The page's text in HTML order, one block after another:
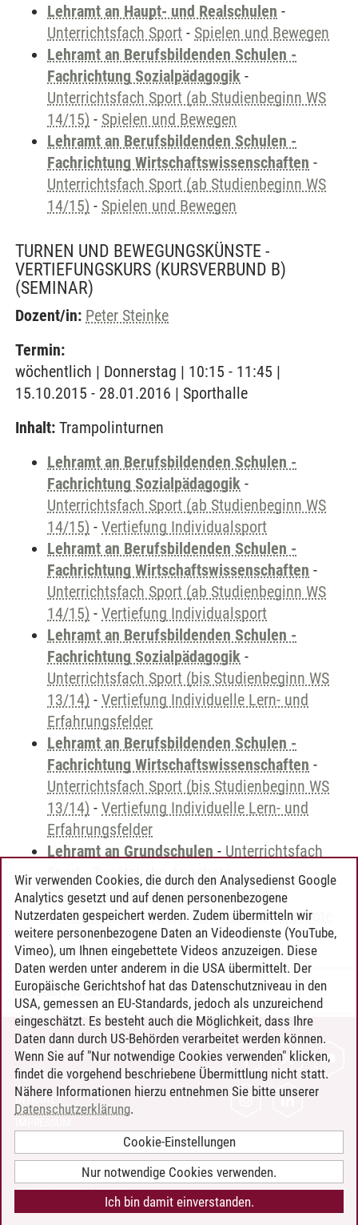
Lehramt an Haupt- und Realschulen -
Unterrichtsfach Sport - Spielen und Bewegen
Lehramt an Berufsbildenden Schulen -
Fachrichtung Sozialpädagogik -
Unterrichtsfach Sport (ab Studienbeginn WS
14/15) - Spielen und Bewegen
Lehramt an Berufsbildenden Schulen -
Fachrichtung Wirtschaftswissenschaften -
Unterrichtsfach Sport (ab Studienbeginn WS
14/15) - Spielen und Bewegen
TURNEN UND BEWEGUNGSKÜNSTE -
VERTIEFUNGSKURS (KURSVERBUND B)
(SEMINAR)
Dozent/in: Peter Steinke
Termin:
wöchentlich | Donnerstag | 10:15 - 11:45 |
15.10.2015 - 28.01.2016 | Sporthalle
Inhalt: Trampolinturnen
Lehramt an Berufsbildenden Schulen -
Fachrichtung Sozialpädagogik -
Unterrichtsfach Sport (ab Studienbeginn WS
14/15) - Vertiefung Individualsport
Lehramt an Berufsbildenden Schulen -
Fachrichtung Wirtschaftswissenschaften -
Unterrichtsfach Sport (ab Studienbeginn WS
14/15) - Vertiefung Individualsport
Lehramt an Berufsbildenden Schulen -
Fachrichtung Sozialpädagogik -
Unterrichtsfach Sport (bis Studienbeginn WS
13/14) - Vertiefung Individuelle Lern- und
Erfahrungsfelder
Lehramt an Berufsbildenden Schulen -
Fachrichtung Wirtschaftswissenschaften -
Unterrichtsfach Sport (bis Studienbeginn WS
13/14) - Vertiefung Individuelle Lern- und
Erfahrungsfelder
Lehramt an Grundschulen - Unterrichtsfach
Sport- Zusätzliche Angebote
Lehramt an Haupt- und Realschulen-
Unterrichtsfach Sport-Zusätzliche Angebote
Timo Leder/30.06.2024
KONTAKT
LEUPHANA ALS ARBEITGEBER
INTRANET
BARRIEREFREIHEIT
COOKIE-EINSTELLUNGEN
Wir verwenden Cookies, die durch den Analysedienst Google
Analytics gesetzt und auf denen personenbezogene
Nutzerdaten gespeichert werden. Zudem übermitteln wir
weitere personenbezogene Daten an Videodienste (YouTube,
Vimeo), um Ihnen eingebettete Videos anzuzeigen. Diese
Daten werden unter anderem in die USA übermittelt. Der
Europäische Gerichtshof hat das Datenschutzniveau in den
USA, gemessen an EU-Standards, jedoch als unzureichend
eingeschätzt. Es besteht auch die Möglichkeit, dass Ihre
Daten dann durch US-Behörden verarbeitet werden können.
Wenn Sie auf "Nur notwendige Cookies verwenden" klicken,
findet die vorgehend beschriebene Übermittlung nicht statt.
Nähere Informationen hierzu entnehmen Sie bitte unserer
Datenschutzerklärung.
Cookie-Einstellungen
Nur notwendige Cookies verwenden.
Ich bin damit einverstanden.